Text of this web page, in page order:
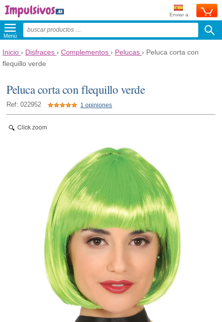
Enviar a:
Menú
Inicio › Disfraces › Complementos › Pelucas › Peluca corta con
flequillo verde
Peluca corta con flequillo verde
Ref: 022952 1 opiniones
Click zoom